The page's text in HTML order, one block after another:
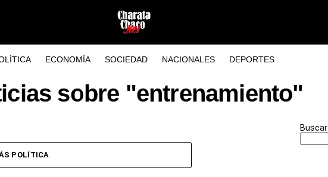
ECONOMÍA SOCIEDAD NACIONALES DEPORTES
sobre "entrenamiento"
POLÍTICA
Buscar